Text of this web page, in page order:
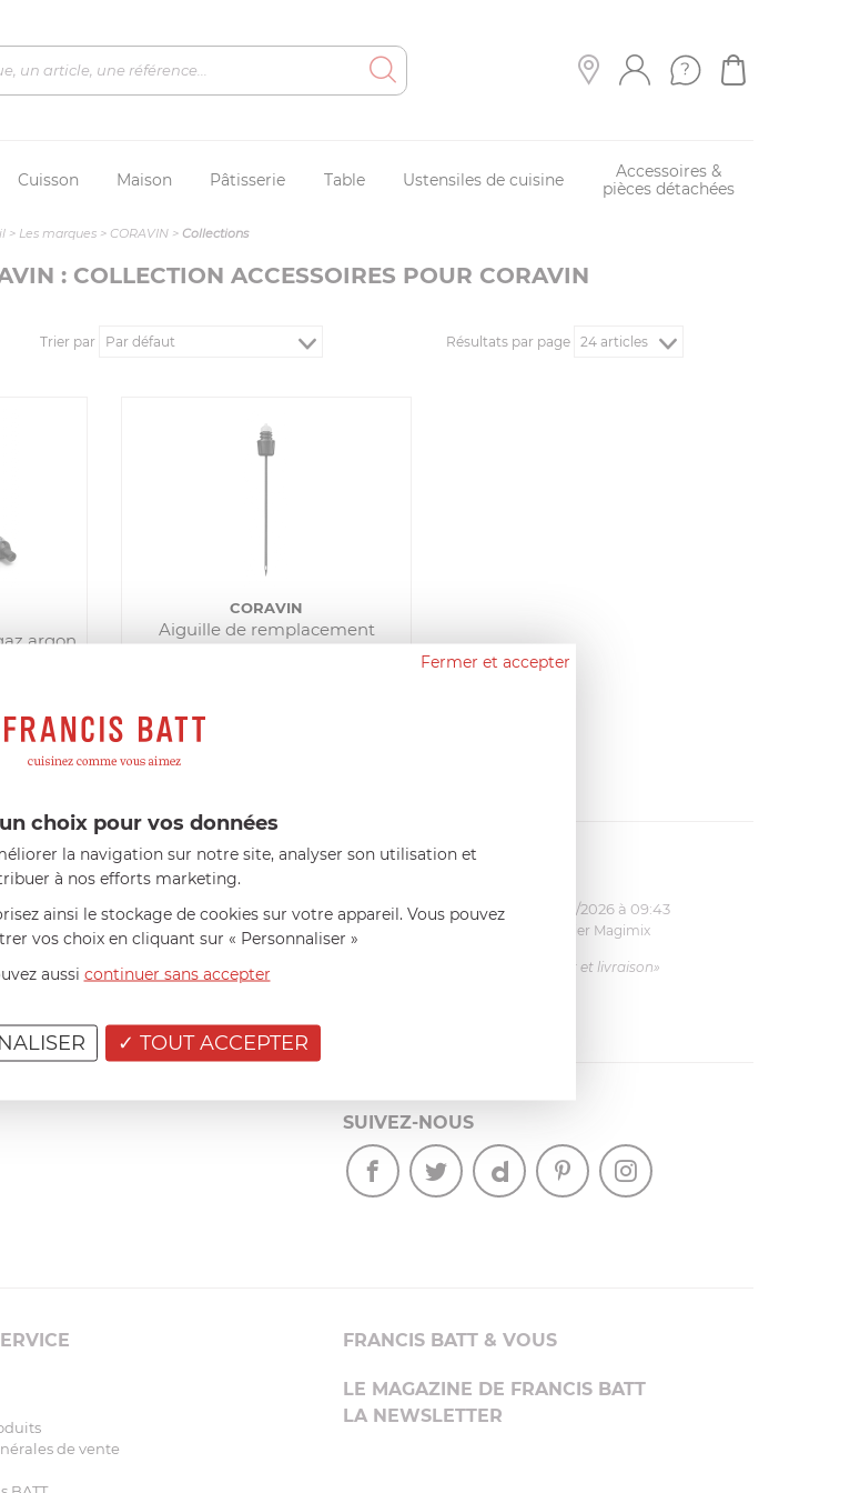
Cuisson Maison Pâtisserie Table Ustensiles de cuisine
Accessoires &
pièces détachées
> Les marques> CORAVIN> Collections
: COLLECTION ACCESSOIRES POUR CORAVIN
Trier par Résultats par page
argon
CORAVIN
Aiguille de remplacement
Acheter
à 12:04
ply poignée
de haute
pour
Florence 63 ansle 23/06/2026 à 11:17
Couteau complet avec lame, joint & écrou
pour le robot cuiseur Cook Expert
«Je suis satisfaite du couteau Magimix.
L'écrou est un peu dur au début mais ça le
Bernard le 23/06/2026 à 09:43
Pale 1.1L pour Glacier Magimix
«Excellent: produit et livraison»
SUIVEZ-NOUS
de vente
FRANCIS BATT & VOUS
LE MAGAZINE DE FRANCIS BATT
LA NEWSLETTER
Fermer et accepter
choix pour vos données
la navigation sur notre site, analyser son utilisation et
à nos efforts marketing.
ainsi le stockage de cookies sur votre appareil. Vous pouvez
vos choix en cliquant sur « Personnaliser »
aussi continuer sans accepter
TOUT ACCEPTER